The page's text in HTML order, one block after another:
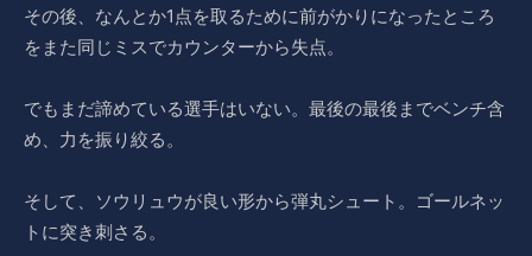
その後、なんとか1点を取るために前がかりになったところ
をまた同じミスでカウンターから失点。
でもまだ諦めている選手はいない。最後の最後までベンチ含
め、力を振り絞る。
そして、ソウリュウが良い形から弾丸シュート。ゴールネッ
トに突き刺さる。